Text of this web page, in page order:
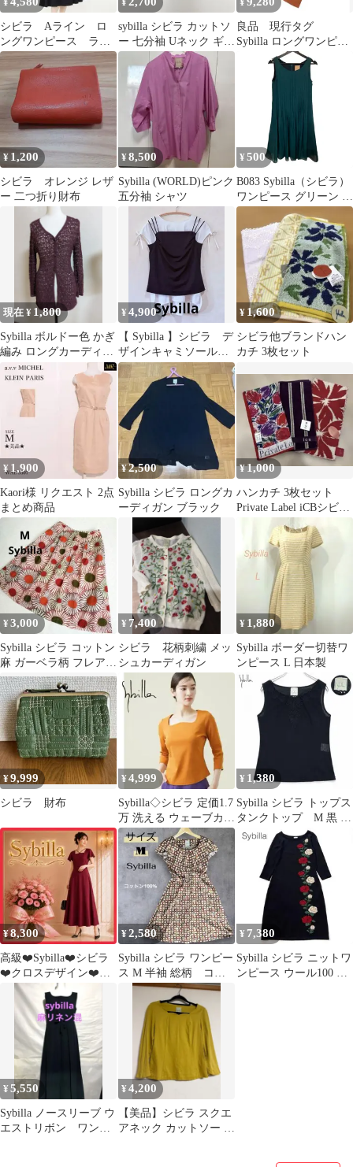
¥
シビラ Aライン ロ
ングワンピース ラウ
ンドネック ブラッ
ク 美シルエット
¥
sybilla シビラ カットソ
ー 七分袖 Uネック ギャ
ザー切替 フロントシャ
ーリング コットンナイ
ロンウール 日本製 レデ
ィース フェミニン モー
ド ブラック サイズL
NA270
¥
良品 現行タグ
Sybilla ロングワンピー
ス 腰リボン Aライ
ン フレア
¥ 1,200
シビラ オレンジ レザ
ー 二つ折り財布
¥8,500
Sybilla (WORLD)ピンク
五分袖 シャツ
¥ 500
B083 Sybilla（シビラ）
ワンピース グリーン ト
リアセテート ピンタッ
ク
現在 ¥ 1,800
Sybilla ボルドー色 かぎ
編み ロングカーディガ
ン シビラ
¥4,900
【 Sybilla 】シビラ デ
ザインキャミソール
タンクトップ 黒 M
¥ 1,600
シビラ他ブランドハン
カチ 3枚セット
¥ 1,900
Kaori様 リクエスト 2点
まとめ商品
¥2,500
Sybilla シビラ ロングカ
ーディガン ブラック
¥1,000
ハンカチ 3枚セット
Private Label iCBシビラ
新品未使用
¥3,000
Sybilla シビラ コットン
麻 ガーベラ柄 フレアス
カート ひざ丈
¥ 7,400
シビラ 花柄刺繍 メッ
シュカーディガン
¥ 1,880
Sybilla ボーダー切替ワ
ンピース L 日本製
¥9,999
シビラ 財布
¥4,999
Sybilla◇シビラ 定価1.7
万 洗える ウェーブカッ
ティングカットソー M
¥ 1,380
Sybilla シビラ トップス
タンクトップ M 黒 花
柄 刺繍 日本製
¥8,300
高級❤️Sybilla❤️シビラ
❤️クロスデザイン❤️ロ
ング❤️ワンピース❤️半
袖❤️ボルドー
¥2,580
Sybilla シビラ ワンピー
ス M 半袖 総柄 コッ
トン100% 日本製
¥ 7,380
Sybilla シビラ ニットワ
ンピース ウール100 花
¥5,550
Sybilla ノースリーブ ウ
エストリボン ワンピ
¥4,200
【美品】シビラ スクエ
アネック カットソー M